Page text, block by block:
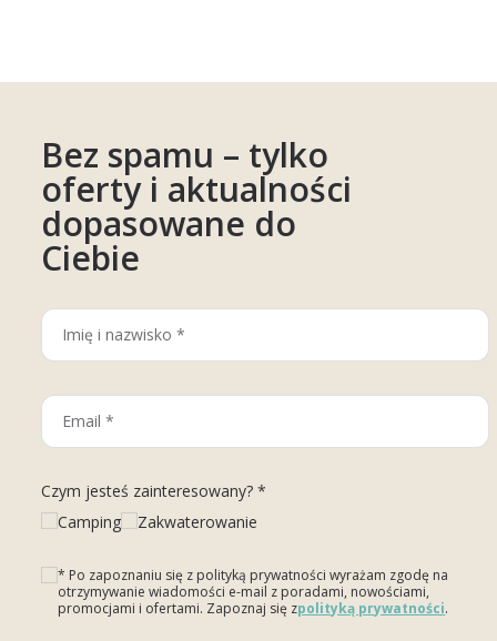
wypuszcza pojazdy o każdej porze.
Bez spamu – tylko
oferty i aktualności
dopasowane do
Ciebie
Czym jesteś zainteresowany? *
Camping
Zakwaterowanie
* Po zapoznaniu się z polityką prywatności wyrażam zgodę na
otrzymywanie wiadomości e-mail z poradami, nowościami,
promocjami i ofertami. Zapoznaj się zpolityką prywatności.
Please leave this field empty.